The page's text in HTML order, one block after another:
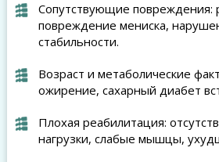
Сопутствующие повреждения:
повреждение мениска,
стабильности.
Возраст и метаболические
ожирение, сахарный диабет
Плохая реабилитация:
нагрузки, слабые мышцы,